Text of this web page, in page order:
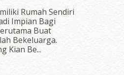
Rumah Sendiri
Impian Bagi
Buat
Bekeluarga.
Kian Be...